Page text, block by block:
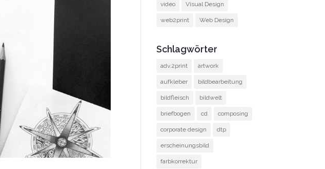
video Visual Design
web2print Web Design
Schlagwörter
adv.2print artwork
aufkleber bildbearbeitung
bildfleisch bildwelt
briefbogen cd composing
corporate design dtp
erscheinungsbild
farbkorrektur